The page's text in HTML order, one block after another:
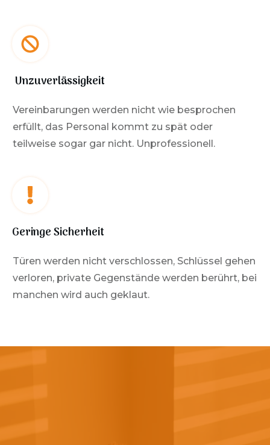
Unzuverlässigkeit
Vereinbarungen werden nicht wie besprochen
erfüllt, das Personal kommt zu spät oder
teilweise sogar gar nicht. Unprofessionell.
Geringe Sicherheit
Türen werden nicht verschlossen, Schlüssel gehen
verloren, private Gegenstände werden berührt, bei
manchen wird auch geklaut.